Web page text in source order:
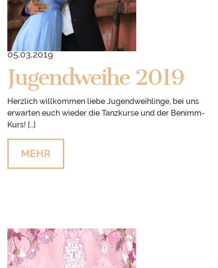
05.03.2019
Jugendweihe 2019
Herzlich willkommen liebe Jugendweihlinge, bei uns
erwarten euch wieder die Tanzkurse und der Benimm-
Kurs! […]
MEHR